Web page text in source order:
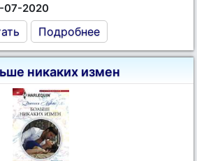
07-2020
Подробнее
никаких измен